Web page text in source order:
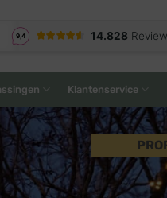
Klantenservice